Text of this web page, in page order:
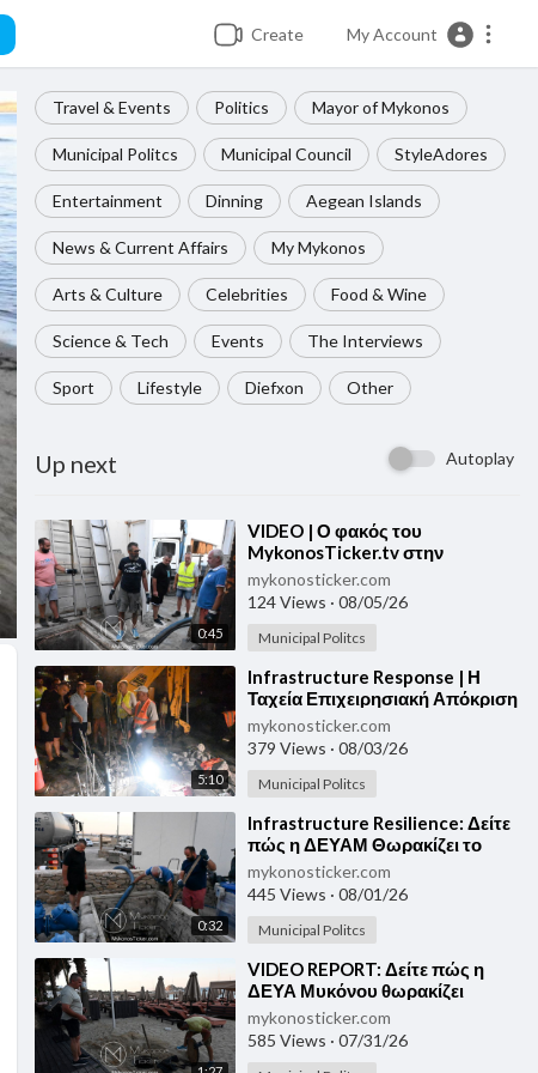
Create My Account
Travel & Events Politics Mayor of Mykonos
Municipal Politcs Municipal Council StyleAdores
Entertainment Dinning Aegean Islands
News & Current Affairs My Mykonos
Arts & Culture Celebrities Food & Wine
Science & Tech Events The Interviews
Sport Lifestyle Diefxon Other
Up next Autoplay
0:45
⁣VIDEO | Ο φακός του
MykonosTicker.tv στην
Αλευκάνδρα: Πώς η ΔΕΥΑΜ
μετατρέπει το αντλιοστάσιο σε
πυλώνα υδραυλικής
ανθεκτικότητας της Μυκόνου
mykonosticker.com
124 Views · 08/05/26
Municipal Politcs
5:10
⁣Infrastructure Response | Η
Ταχεία Επιχειρησιακή Απόκριση
της ΔΕΥΑΜ στη Φάμπρικα
Αναδεικνύει τη Μετάβαση σε ένα
Νέο Μοντέλο Συστηματικής και
Ενεργού Διαχείρισης των
Μυκόνου
mykonosticker.com
379 Views · 08/03/26
Municipal Politcs
0:32
⁣⁣Infrastructure Resilience: Δείτε
πώς η ΔΕΥΑΜ Θωρακίζει το
Αντλιοστάσιο στα Παλαιά
Σφαγεία – Βίντεο από την
Επιχείρηση Εξυγίανσης
mykonosticker.com
445 Views · 08/01/26
Municipal Politcs
⁣⁣VIDEO REPORT: Δείτε πώς η
ΔΕΥΑ Μυκόνου θωρακίζει
υδρομηχανικά & εξυγιαίνει
μοριακά τον Πλατύ Γιαλό
mykonosticker.com
585 Views · 07/31/26